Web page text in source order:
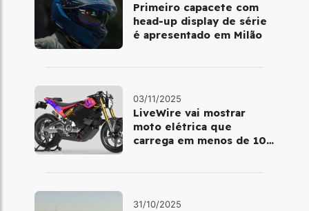
Primeiro capacete com
head‑up display de série
é apresentado em Milão
03/11/2025
LiveWire vai mostrar
moto elétrica que
carrega em menos de 10
31/10/2025